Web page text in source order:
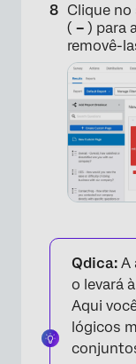
Clique no
( – ) para
removê-
Qdica: A
o levará
Aqui
lógicos